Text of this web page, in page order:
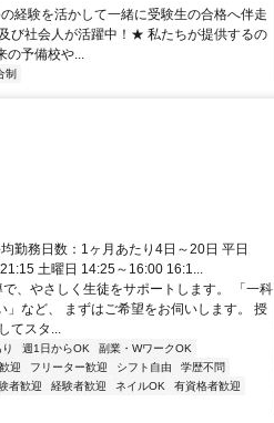
経験を活かして一緒に受験生の合格へ伴走
び社会人が活躍中！★ 私たちが提供するの
の予備校や...
制
勤務日数：1ヶ月あたり4日～20日 平日
土曜日 14:25～16:00 16:1...
、やさしく生徒をサポートします。 「一科
」など、 まずはご希望をお伺いします。 授
てスタ...
週1日からOK
副業・WワークOK
迎 フリーター歓迎 シフト自由
学歴不問
者歓迎 経験者歓迎 ネイルOK
有資格者歓迎